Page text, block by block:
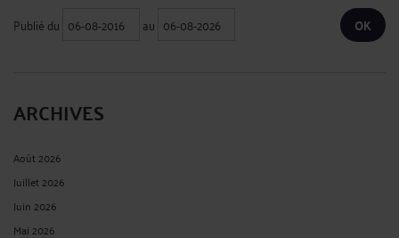
Publié du au
ARCHIVES
Août 2026
Juillet 2026
Juin 2026
Mai 2026